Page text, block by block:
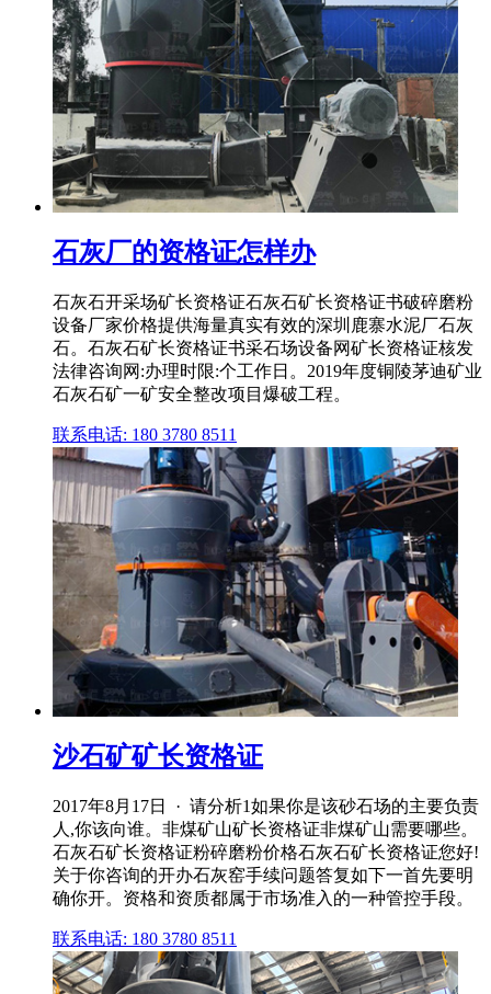
石灰厂的资格证怎样办
石灰石开采场矿长资格证石灰石矿长资格证书破碎磨粉
设备厂家价格提供海量真实有效的深圳鹿寨水泥厂石灰
石。石灰石矿长资格证书采石场设备网矿长资格证核发
法律咨询网:办理时限:个工作日。2019年度铜陵茅迪矿业
石灰石矿一矿安全整改项目爆破工程。
联系电话: 180 3780 8511
沙石矿矿长资格证
2017年8月17日 · 请分析1如果你是该砂石场的主要负责
人,你该向谁。非煤矿山矿长资格证非煤矿山需要哪些。
石灰石矿长资格证粉碎磨粉价格石灰石矿长资格证您好!
关于你咨询的开办石灰窑手续问题答复如下一首先要明
确你开。资格和资质都属于市场准入的一种管控手段。
联系电话: 180 3780 8511